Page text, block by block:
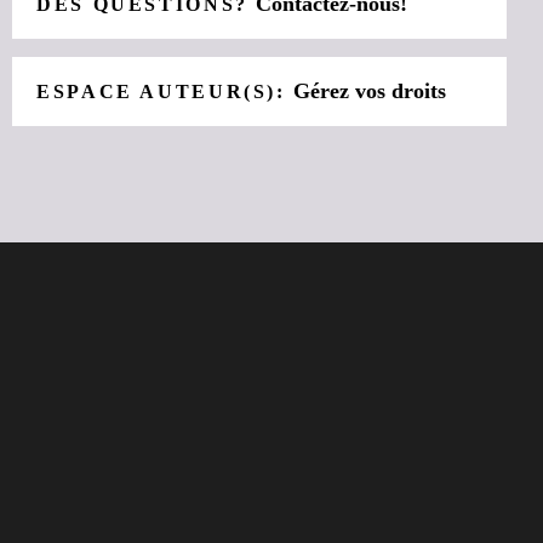
ESPACE AUTEUR(S): Gérez vos droits